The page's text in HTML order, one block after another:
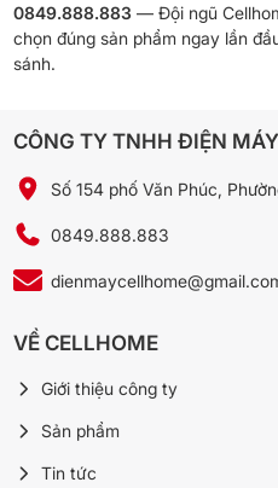
0849.888.883— Đội ngũ
chọn đúng sản phẩm ngay lần
sánh.
CÔNG TY TNHH ĐIỆN
Số 154 phố Văn Phúc,
0849.888.883
VỀ CELLHOME
Giới thiệu công ty
Sản phẩm
Tin tức